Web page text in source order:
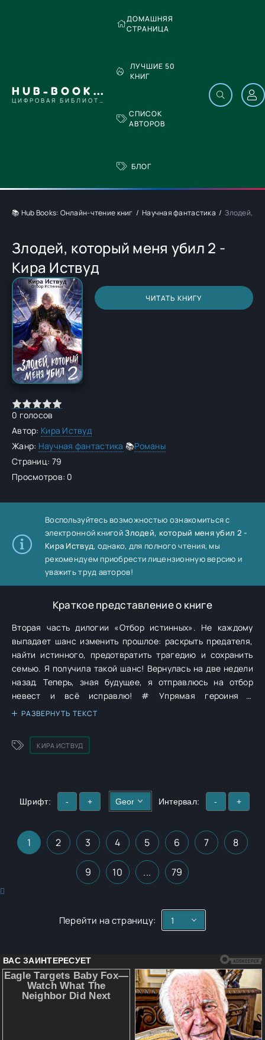
HUB-BOOKS.COM
ЦИФРОВАЯ БИБЛИОТЕКА
ДОМАШНЯЯ
СТРАНИЦА
ЛУЧШИЕ 50
КНИГ
СПИСОК
АВТОРОВ
БЛОГ
📚 Hub Books: Онлайн-чтение книг Научная фантастика Злодей,
Злодей, который меня убил 2 -
Кира Иствуд
ЧИТАТЬ КНИГУ
0 голосов
Автор: Кира Иствуд
Жанр: Научная фантастика 📚Романы
Страниц: 79
Просмотров: 0
Воспользуйтесь возможностью ознакомиться с
электронной книгойЗлодей, который меня убил 2 -
Кира Иствуд, однако, для полного чтения, мы
рекомендуем приобрести лицензионную версию и
уважить труд авторов!
Краткое представление о книге
Вторая часть дилогии «Отбор истинных». Не каждому
выпадает шанс изменить прошлое: раскрыть предателя,
найти истинного, предотвратить трагедию и сохранить
семью. Я получила такой шанс! Вернулась на две недели
назад. Теперь, зная будущее, я отправлюсь на отбор
невест и всё исправлю! # Упрямая героиня и
насмешливый герой # Истинная пара # Необычный отбор
РАЗВЕРНУТЬ ТЕКСТ
КИРА ИСТВУД
Шрифт: - + Интервал: - +
1 2 3 4 5 6 7 8
9 10 ... 79
Перейти на страницу: